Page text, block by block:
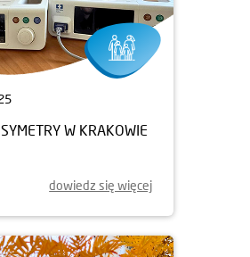
W KRAKOWIE
dowiedz się więcej